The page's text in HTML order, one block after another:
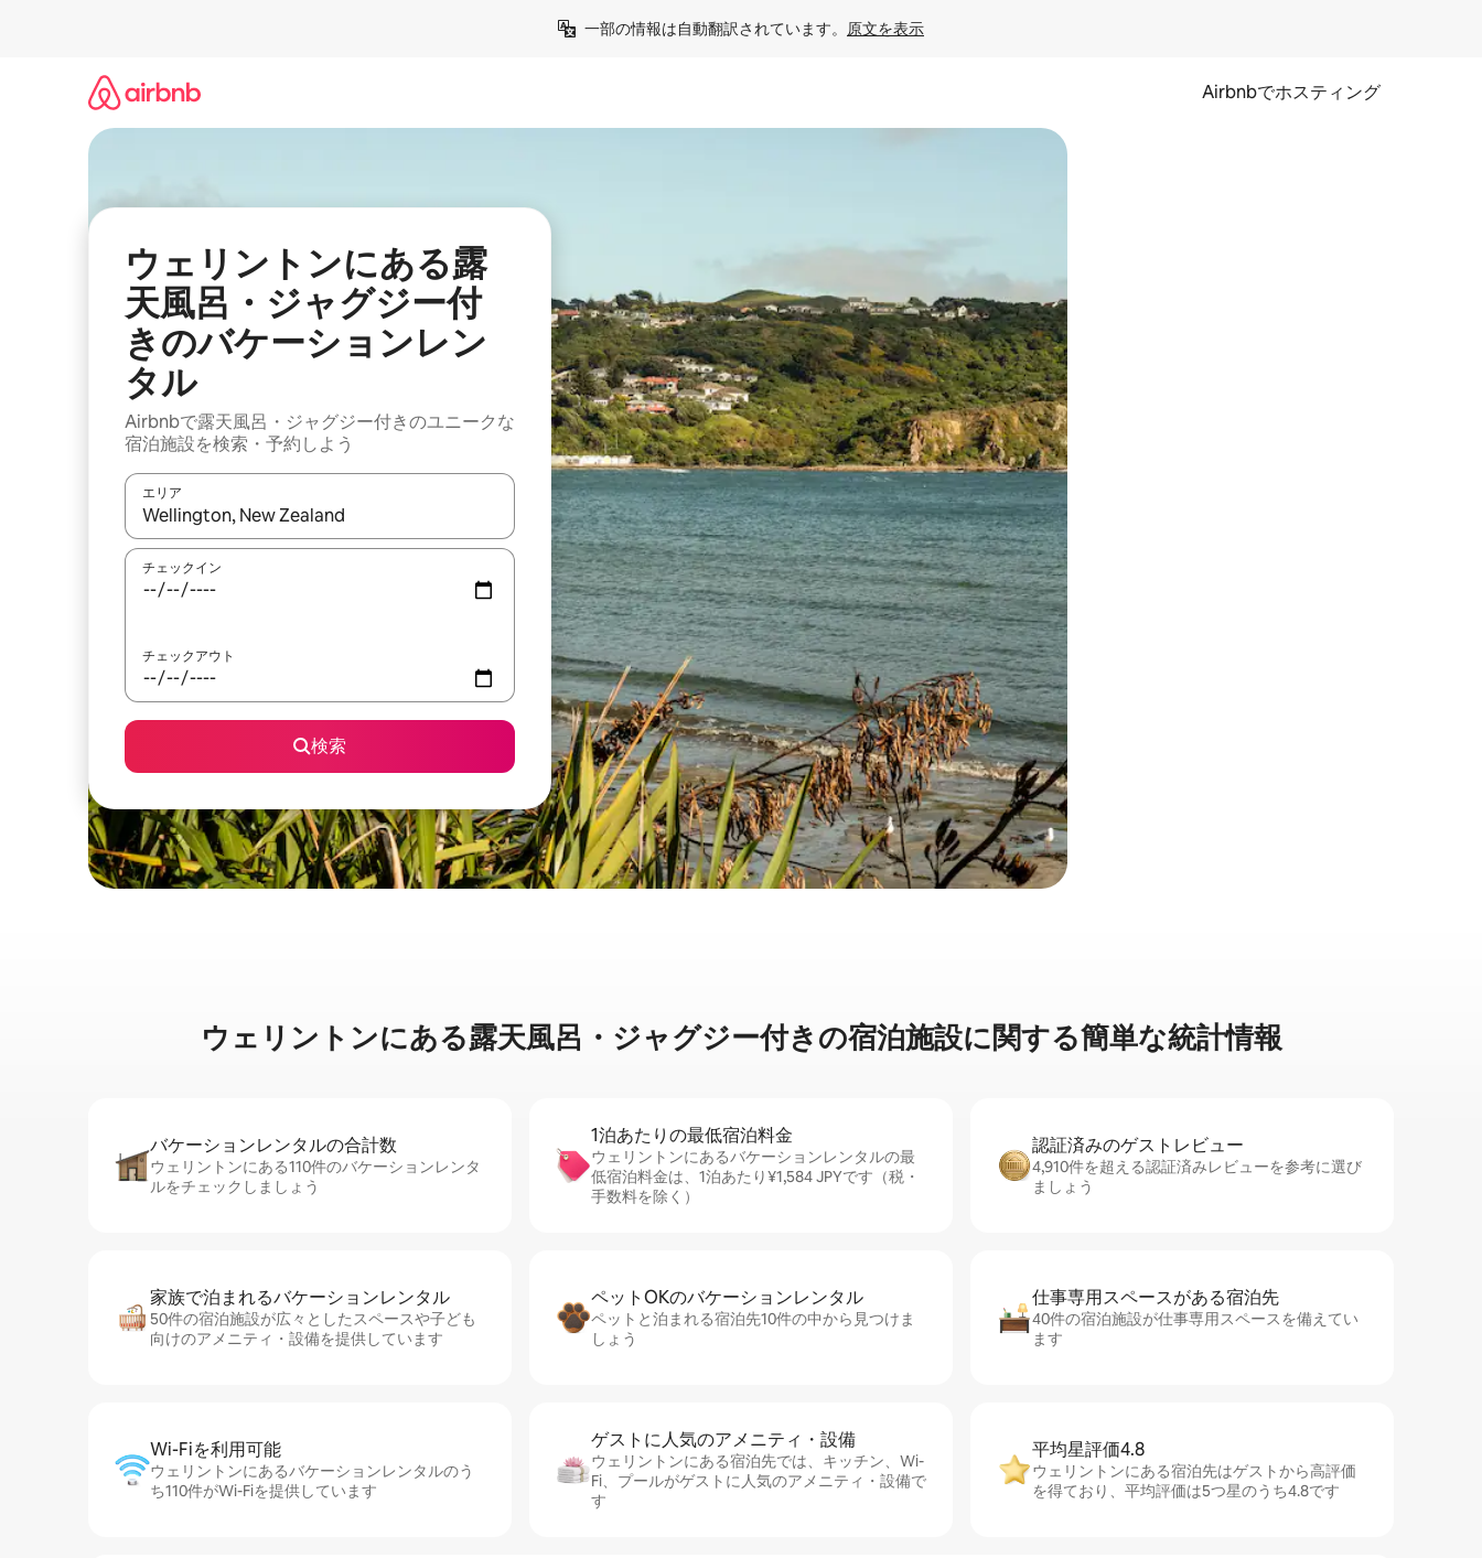
一部の情報は自動翻訳されています。 原文を表示
Airbnbでホスティング
ウェリントンにある露
天風呂・ジャグジー付
きのバケーションレン
タル
Airbnbで露天風呂・ジャグジー付きのユニークな
宿泊施設を検索・予約しよう
エリア
検索結果が表示されたら、上下の矢印キーを使って移動するか、画面をタッチまたはスワイプして検索結果を確認することができます。
チェックイン
チェックアウト
検索
ウェリントンに⁠あ⁠る露⁠天⁠風⁠呂・ジ⁠ャ⁠グ⁠ジ⁠ー⁠付⁠き⁠の宿⁠泊⁠施⁠設⁠に関⁠す⁠る簡⁠単⁠な統⁠計⁠情⁠報
バケーションレ⁠ン⁠タ⁠ル⁠の合⁠計⁠数
ウェリントンにある110件のバケーションレンタ
ルをチェックしましょう
1泊あたりの最⁠低⁠宿⁠泊⁠料⁠金
ウェリントンにあるバケーションレンタルの最
低宿泊料金は、1泊あたり¥1,584 JPYです（税・
手数料を除く）
認証済みのゲ⁠ス⁠ト⁠レ⁠ビ⁠ュ⁠ー
4,910件を超える認証済みレビューを参考に選び
ましょう
家族で泊まれるバ⁠ケ⁠ー⁠シ⁠ョ⁠ンレ⁠ン⁠タ⁠ル
50件の宿泊施設が広々としたスペースや子ども
向けのアメニティ・設備を提供しています
ペットOKのバ⁠ケ⁠ー⁠シ⁠ョ⁠ンレ⁠ン⁠タ⁠ル
ペットと泊まれる宿泊先10件の中から見つけま
しょう
仕事専用ス⁠ペ⁠ー⁠スがあ⁠る宿⁠泊⁠先
40件の宿泊施設が仕事専用スペースを備えてい
ます
Wi-Fiを利⁠用⁠可⁠能
ウェリントンにあるバケーションレンタルのう
ち110件がWi-Fiを提供しています
ゲストに人⁠気⁠のア⁠メ⁠ニ⁠テ⁠ィ・設⁠備
ウェリントンにある宿泊先では、キッチン、Wi-
Fi、プールがゲストに人気のアメニティ・設備で
す
平均星評価4.8
ウェリントンにある宿泊先はゲストから高評価
を得ており、平均評価は5つ星のうち4.8です